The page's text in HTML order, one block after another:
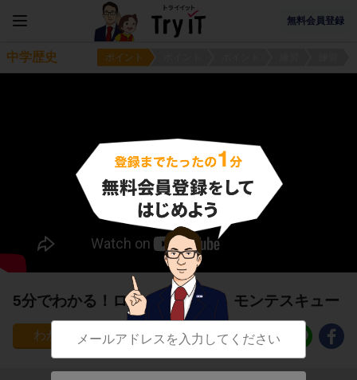
無料会員登録
中学歴史 ポイント
5分でわかる！ロック、ルソー、モンテスキュー
2642